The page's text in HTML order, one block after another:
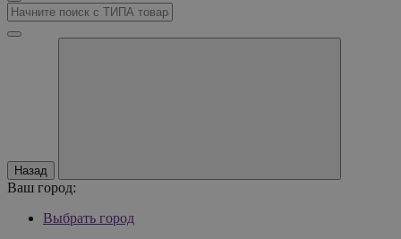
Назад
Ваш город:
Выбрать город